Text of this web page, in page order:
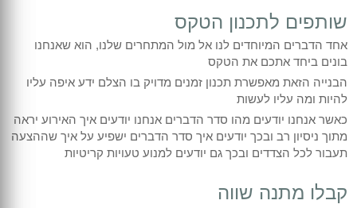
שותפים לתכנון הטקס
אחד הדברים המיוחדים לנו אל מול המתחרים שלנו, הוא שאנחנו
בונים ביחד אתכם את הטקס
הבנייה הזאת מאפשרת תכנון זמנים מדויק בו הצלם ידע איפה עליו
להיות ומה עליו לעשות
כאשר אנחנו יודעים מהו סדר הדברים אנחנו יודעים איך האירוע יראה
מתוך ניסיון רב ובכך יודעים איך סדר הדברים ישפיע על איך שההצעה
תעבור לכל הצדדים ובכך גם יודעים למנוע טעויות קריטיות
קבלו מתנה שווה